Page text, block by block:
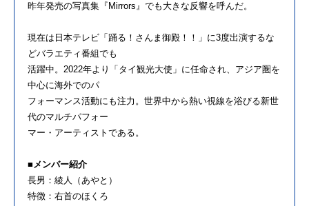
昨年発売の写真集『Mirrors』でも大きな反響を呼んだ。
現在は日本テレビ「踊る！さんま御殿！！」に3度出演するな
どバラエティ番組でも
活躍中。2022年より「タイ観光大使」に任命され、アジア圏を
中心に海外でのパ
フォーマンス活動にも注力。世界中から熱い視線を浴びる新世
代のマルチパフォー
マー・アーティストである。
■メンバー紹介
長男：綾人（あやと）
特徴：右首のほくろ